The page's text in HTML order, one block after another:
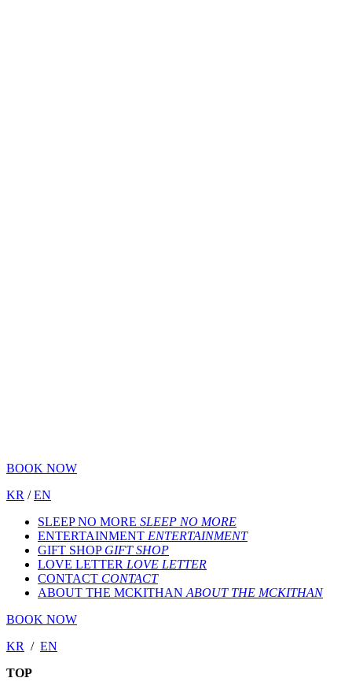
BOOK NOW
KR /EN
SLEEP NO MORE SLEEP NO MORE
ENTERTAINMENT ENTERTAINMENT
GIFT SHOP GIFT SHOP
LOVE LETTER LOVE LETTER
CONTACT CONTACT
ABOUT THE MCKITHAN ABOUT THE MCKITHAN
BOOK NOW
KR / EN
TOP